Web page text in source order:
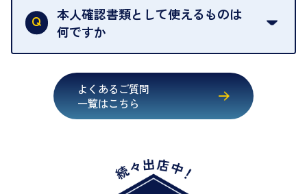
行うことが義務付けられています。安心してお取引
いただくためにも、ご協力をお願いいたします。
本人確認書類として使えるものは
何ですか
・健康保険証確認書
・マイナンバーカード
・在留カード
・旧パスポート
よくあるご質問
一覧はこちら